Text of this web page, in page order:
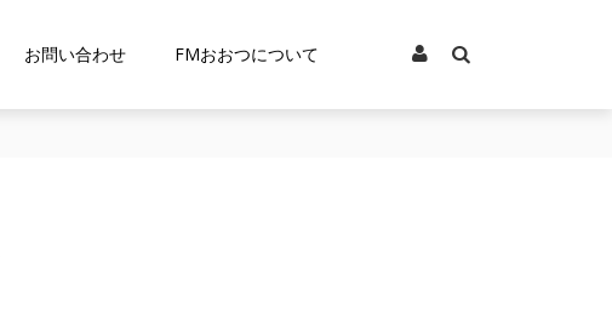
お問い合わせ FMおおつについて